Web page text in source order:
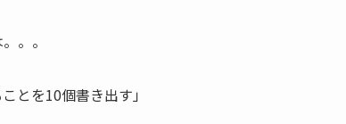
。。
とを10個書き出す」